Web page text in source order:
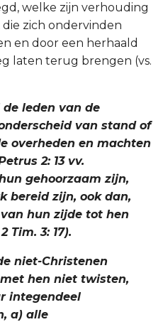
welke zijn verhouding
zich ondervinden
en door een herhaald
laten terug brengen (vs.
de leden van de
van stand of
overheden en machten
2: 13 vv.
gehoorzaam zijn,
bereid zijn, ook dan,
hun zijde tot hen
Tim. 3: 17).
niet-Christenen
hen niet twisten,
integendeel
a) alle